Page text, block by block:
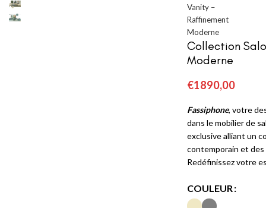
Vanity –
Raffinement
Moderne
Collection
Moderne
€1890,00
Fassiphone, votre
dans le mobilier de
exclusive alliant un
contemporain et
Redéfinissez votre
COULEUR